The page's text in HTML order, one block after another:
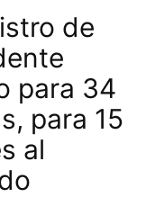
de
para 34
para 15
al